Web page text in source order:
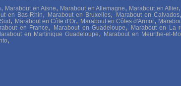
, Marabout en Aisne, Marabout en Allemagne, Marabout en Allier,
en Bas-Rhin, Marabout en Bruxelles,Marabout en Calvados,
, Marabout en Côte d'Or, Marabout en Côtes d'Armor,
en France, Marabout en Guadeloupe, Marabout en La
en Martinique Guadeloupe, Marabout en Meurthe-et-
,